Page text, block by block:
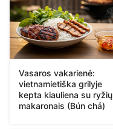
Vasaros vakarienė:
vietnamietiška grilyje
kepta kiauliena su ryžių
makaronais (Bún chả)